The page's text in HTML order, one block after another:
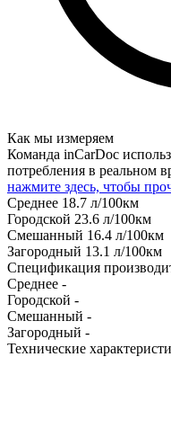
Как мы измеряем
Команда inCarDoc
потребления в реальном
нажмите здесь, чтобы
Среднее 18.7 л/100км
Городской 23.6 л/100км
Смешанный 16.4 л/100км
Загородный 13.1 л/100км
Спецификация
Среднее -
Городской -
Смешанный -
Загородный -
Технические